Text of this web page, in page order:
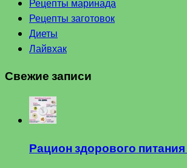
Рецепты маринада
Рецепты заготовок
Диеты
Лайвхак
Свежие записи
Рацион здорового